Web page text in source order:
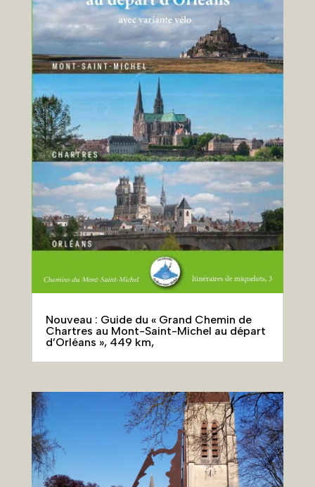
Nouveau : Guide du « Grand Chemin de
Chartres au Mont-Saint-Michel au départ
d’Orléans », 449 km,